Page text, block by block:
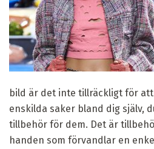
bild är det inte tillräckligt för
enskilda saker bland dig själv,
tillbehör för dem. Det är
handen som förvandlar en